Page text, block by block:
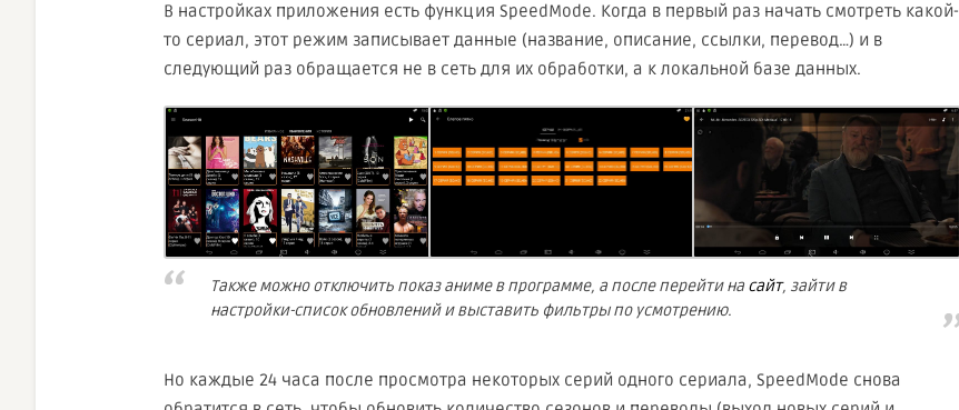
В настройках приложения есть функция SpeedMode. Когда в первый раз начать смотреть какой-
то сериал, этот режим записывает данные (название, описание, ссылки, перевод…) и в
следующий раз обращается не в сеть для их обработки, а к локальной базе данных.
Также можно отключить показ аниме в программе, а после перейти на сайт, зайти в
настройки-список обновлений и выставить фильтры по усмотрению.
Но каждые 24 часа после просмотра некоторых серий одного сериала, SpeedMode снова